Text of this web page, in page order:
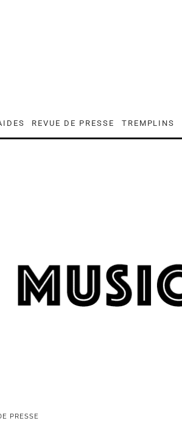
REVUE DE PRESSE TREMPLINS
PRESSE